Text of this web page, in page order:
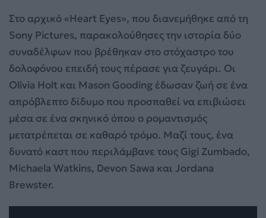
Στο αρχικό «Heart Eyes», που διανεμήθηκε από τη
Sony Pictures, παρακολούθησες την ιστορία δύο
συναδέλφων που βρέθηκαν στο στόχαστρο του
δολοφόνου επειδή τους πέρασε για ζευγάρι. Οι
Olivia Holt και Mason Gooding έδωσαν ζωή σε ένα
απρόβλεπτο δίδυμο που προσπαθεί να επιβιώσει
μέσα σε ένα σκηνικό όπου ο ρομαντισμός
μετατρέπεται σε καθαρό τρόμο. Μαζί τους, ένα
δυνατό καστ που περιλάμβανε τους Gigi Zumbado,
Michaela Watkins, Devon Sawa και Jordana
Brewster.